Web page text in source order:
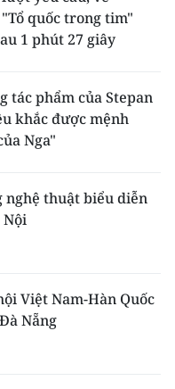
quốc trong tim"
1 phút 27 giây
tác phẩm của Stepan
khắc được mệnh
Nga"
thuật biểu diễn
Nội
Việt Nam-Hàn Quốc
Nẵng